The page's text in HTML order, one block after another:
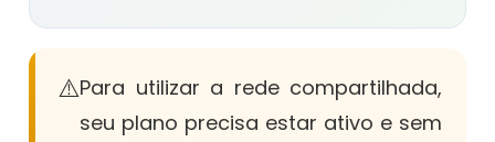
⚠️Para utilizar a rede compartilhada,
seu plano precisa estar ativo e sem